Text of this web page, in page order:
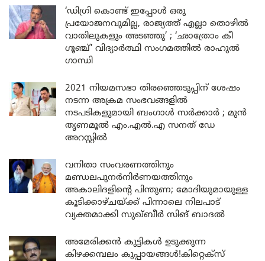
‘ഡിഗ്രി കൊണ്ട് ഇപ്പോൾ ഒരു
പ്രയോജനവുമില്ല, രാജ്യത്ത് എല്ലാ തൊഴിൽ
വാതിലുകളും അടഞ്ഞു’ ; ‘ഛാത്രോം കീ
ഗൂഞ്ച്’ വിദ്യാർത്ഥി സംഗമത്തിൽ രാഹുൽ
ഗാന്ധി
2021 നിയമസഭാ തിരഞ്ഞെടുപ്പിന് ശേഷം
നടന്ന അക്രമ സംഭവങ്ങളിൽ
നടപടികളുമായി ബംഗാൾ സർക്കാർ ; മുൻ
തൃണമൂൽ എം.എൽ.എ സനത് ഡേ
അറസ്റ്റിൽ
വനിതാ സംവരണത്തിനും
മണ്ഡലപുനർനിർണയത്തിനും
അകാലിദളിന്റെ പിന്തുണ; മോദിയുമായുള്ള
കൂടിക്കാഴ്ചയ്ക്ക് പിന്നാലെ നിലപാട്
വ്യക്തമാക്കി സുഖ്ബീർ സിങ് ബാദൽ
അമേരിക്കൻ കുട്ടികൾ ഉടുക്കുന്ന
കിഴക്കമ്പലം കുപ്പായങ്ങൾ!കിറ്റെക്സ്